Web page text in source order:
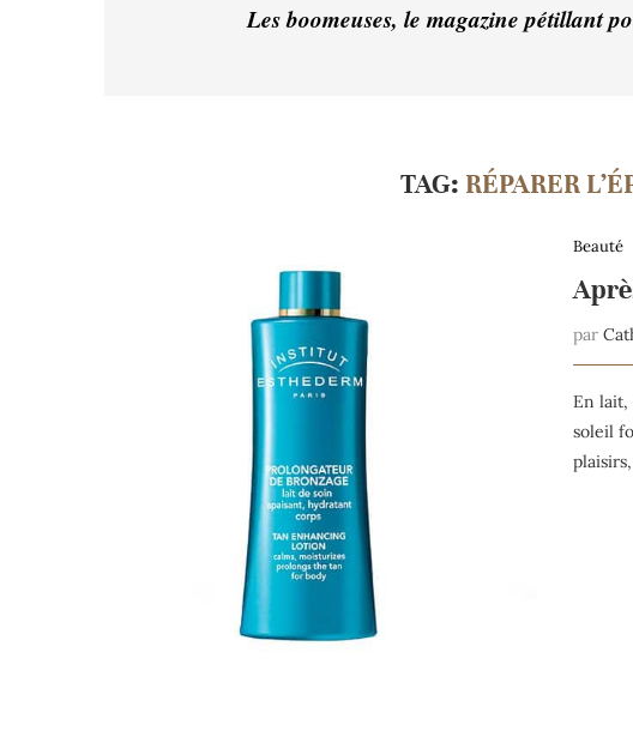
Les boomeuses, le magazine pétillant
TAG: RÉPARER
Beauté
par
En lait,
soleil